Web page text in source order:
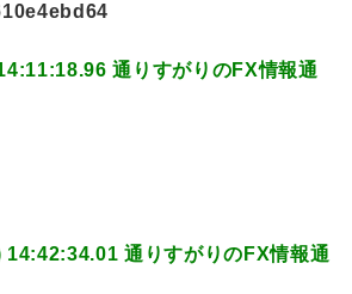
通りすがりのFX情報通
通りすがりのFX情報通